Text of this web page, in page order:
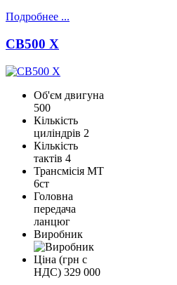
Подробнее ...
CB500 X
Об'єм двигуна
500
Кількість
циліндрів 2
Кількість
тактів 4
Трансмісія МТ
6ст
Головна
передача
ланцюг
Виробник
Ціна (грн с
НДС) 329 000